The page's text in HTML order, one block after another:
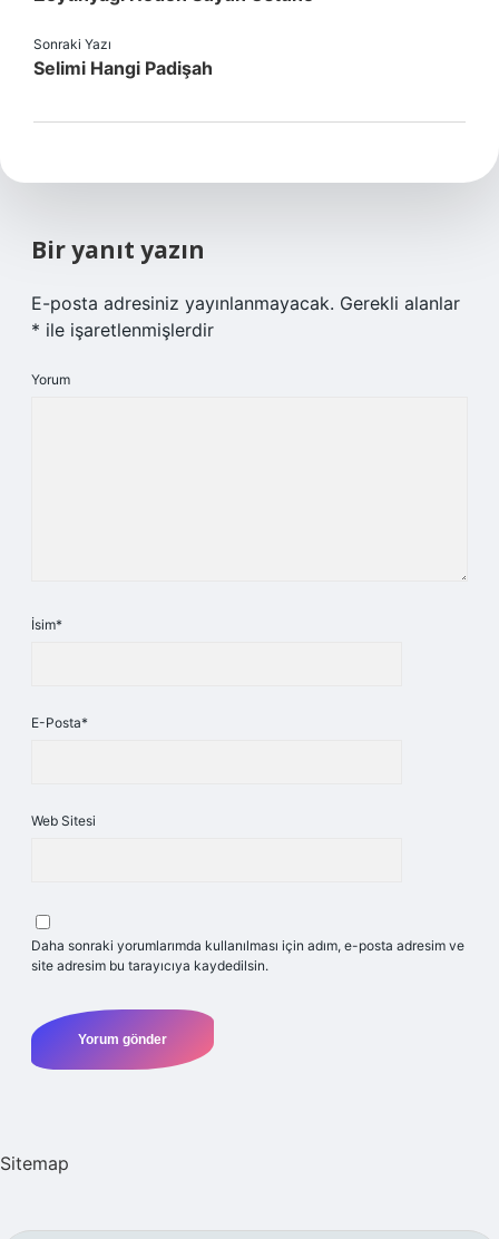
Sonraki Yazı
Selimi Hangi Padişah
Bir yanıt yazın
E-posta adresiniz yayınlanmayacak. Gerekli alanlar
* ile işaretlenmişlerdir
Yorum
İsim*
E-Posta*
Web Sitesi
Daha sonraki yorumlarımda kullanılması için adım, e-posta adresim ve
site adresim bu tarayıcıya kaydedilsin.
Sitemap